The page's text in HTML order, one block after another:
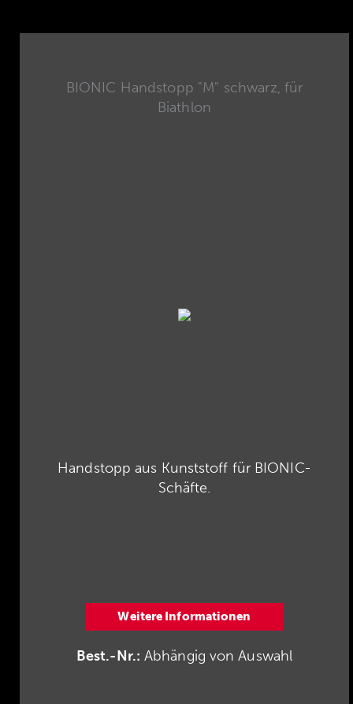
BIONIC Handstopp "M" schwarz, für
Biathlon
Handstopp aus Kunststoff für BIONIC-
Schäfte.
Weitere Informationen
Best.-Nr.: Abhängig von Auswahl